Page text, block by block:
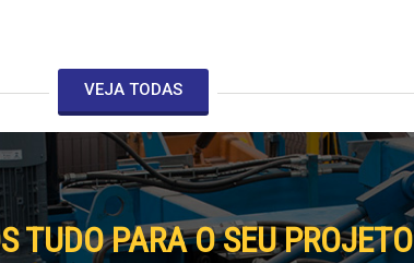
VEJA TODAS
TUDO PARA O SEU PROJETO